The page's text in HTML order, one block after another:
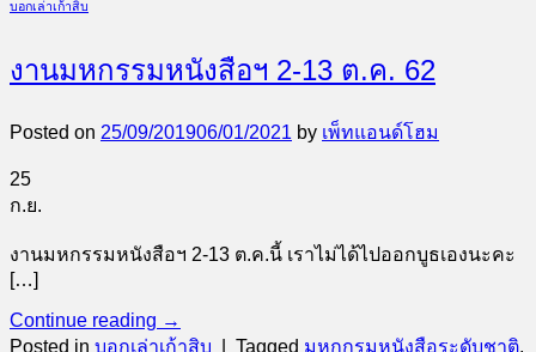
บอกเล่าเก้าสิบ
งานมหกรรมหนังสือฯ 2-13 ต.ค. 62
Posted on 25/09/201906/01/2021 by เพ็ทแอนด์โฮม
25
ก.ย.
งานมหกรรมหนังสือฯ 2-13 ต.ค.นี้ เราไม่ได้ไปออกบูธเองนะคะ
[…]
Continue reading →
Posted in บอกเล่าเก้าสิบ Tagged มหกกรมหนังสือระดับชาติ,